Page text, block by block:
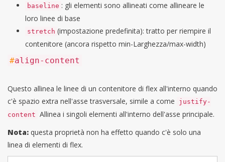
baseline : gli elementi sono allineati come allineare le
loro linee di base
stretch (impostazione predefinita): tratto per riempire il
contenitore (ancora rispetto min-Larghezza/max-width)
#align-content
Questo allinea le linee di un contenitore di flex all'interno quando
c'è spazio extra nell'asse trasversale, simile a come
justify-
content Allinea i singoli elementi all'interno dell'asse principale.
Nota: questa proprietà non ha effetto quando c'è solo una
linea di elementi di flex.